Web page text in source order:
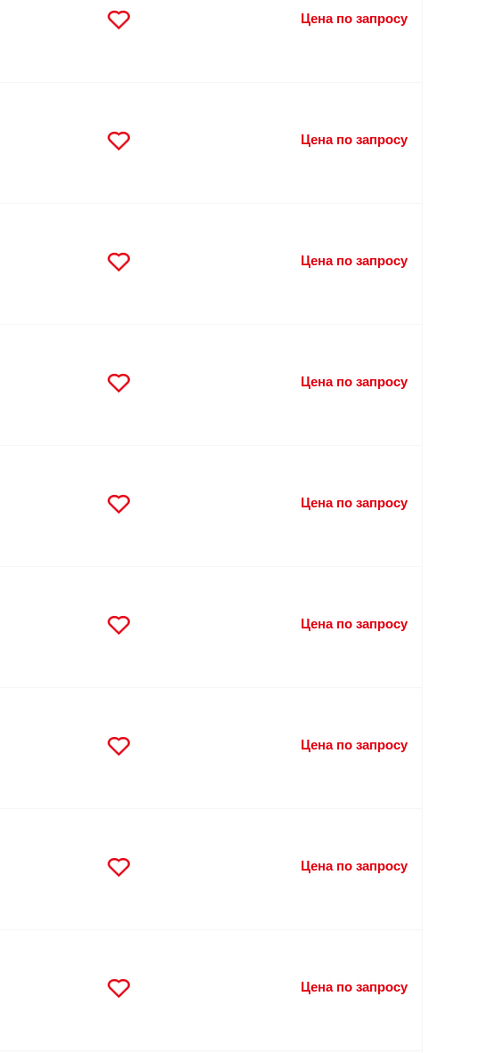
Цена по запросу
Цена по запросу
Цена по запросу
Цена по запросу
Цена по запросу
Цена по запросу
Цена по запросу
Цена по запросу
Цена по запросу